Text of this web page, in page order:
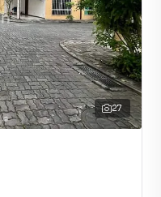
27